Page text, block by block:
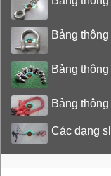
Bảng
Bảng
Bảng
Các dạng